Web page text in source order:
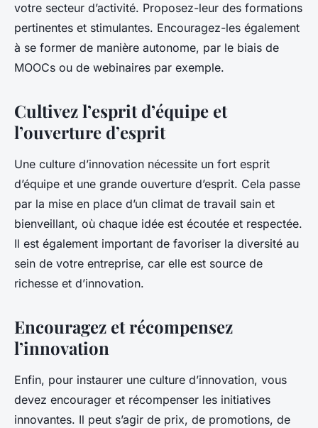
votre secteur d’activité. Proposez-leur des formations
pertinentes et stimulantes. Encouragez-les également
à se former de manière autonome, par le biais de
MOOCs ou de webinaires par exemple.
Cultivez l’esprit d’équipe et
l’ouverture d’esprit
Une culture d’innovation nécessite un fort esprit
d’équipe et une grande ouverture d’esprit. Cela passe
par la mise en place d’un climat de travail sain et
bienveillant, où chaque idée est écoutée et respectée.
Il est également important de favoriser la diversité au
sein de votre entreprise, car elle est source de
richesse et d’innovation.
Encouragez et récompensez
l’innovation
Enfin, pour instaurer une culture d’innovation, vous
devez encourager et récompenser les initiatives
innovantes. Il peut s’agir de prix, de promotions, de